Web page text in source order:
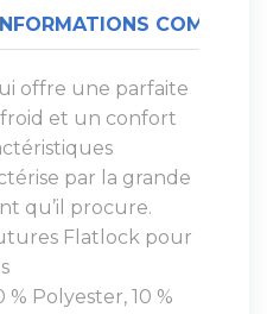
INFORMATIONS
offre une parfaite
et un confort
par la grande
qu’il procure.
Flatlock pour
% Polyester, 10 %